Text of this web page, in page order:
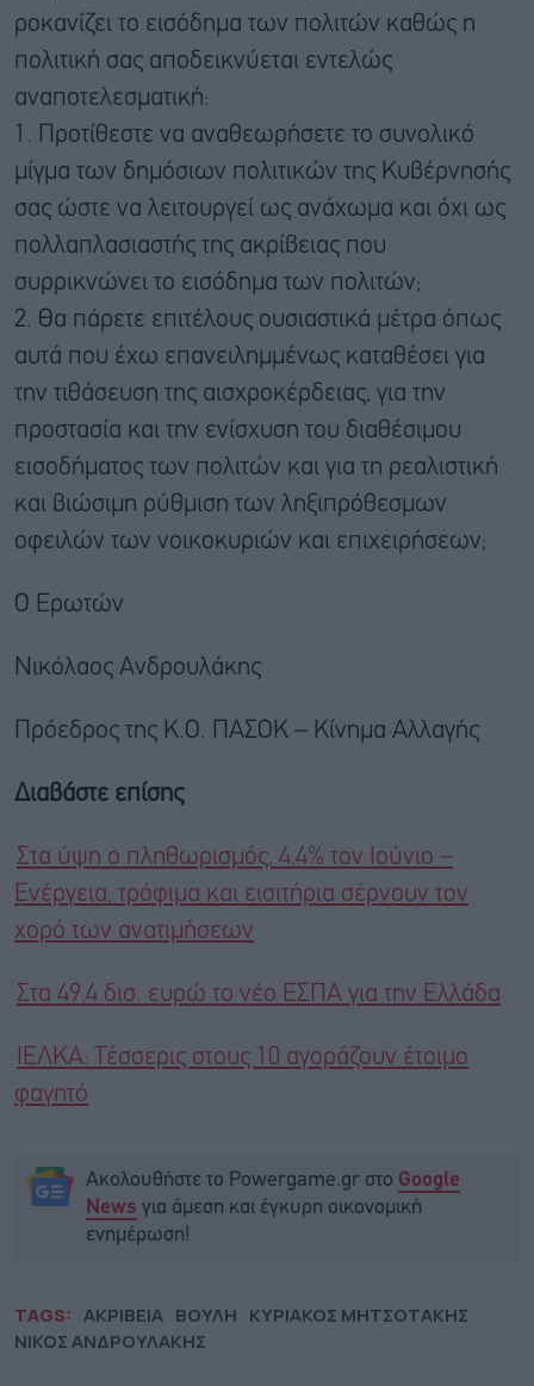
ροκανίζει το εισόδημα των πολιτών καθώς η
πολιτική σας αποδεικνύεται εντελώς
αναποτελεσματική:
1. Προτίθεστε να αναθεωρήσετε το συνολικό
μίγμα των δημόσιων πολιτικών της Κυβέρνησής
σας ώστε να λειτουργεί ως ανάχωμα και όχι ως
πολλαπλασιαστής της ακρίβειας που
συρρικνώνει το εισόδημα των πολιτών;
2. Θα πάρετε επιτέλους ουσιαστικά μέτρα όπως
αυτά που έχω επανειλημμένως καταθέσει για
την τιθάσευση της αισχροκέρδειας, για την
προστασία και την ενίσχυση του διαθέσιμου
εισοδήματος των πολιτών και για τη ρεαλιστική
και βιώσιμη ρύθμιση των ληξιπρόθεσμων
οφειλών των νοικοκυριών και επιχειρήσεων;
Ο Ερωτών
Νικόλαος Ανδρουλάκης
Πρόεδρος της Κ.Ο. ΠΑΣΟΚ – Κίνημα Αλλαγής
Διαβάστε επίσης
Στα ύψη ο πληθωρισμός, 4,4% τον Ιούνιο –
Ενέργεια, τρόφιμα και εισιτήρια σέρνουν τον
χορό των ανατιμήσεων
Στα 49,4 δισ. ευρώ το νέο ΕΣΠΑ για την Ελλάδα
ΙΕΛΚΑ: Τέσσερις στους 10 αγοράζουν έτοιμο
φαγητό
Ακολουθήστε το Powergame.gr στο Google
News για άμεση και έγκυρη οικονομική
ενημέρωση!
TAGS: ΑΚΡΙΒΕΙΑ ΒΟΥΛΗ ΚΥΡΙΑΚΟΣ ΜΗΤΣΟΤΑΚΗΣ
ΝΙΚΟΣ ΑΝΔΡΟΥΛΑΚΗΣ